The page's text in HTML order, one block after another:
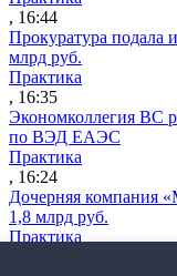
, 16:44
Прокуратура подала
млрд руб.
Практика
, 16:35
Экономколлегия ВС
по ВЭД ЕАЭС
Практика
, 16:24
Дочерняя компания
1,8 млрд руб.
Практика